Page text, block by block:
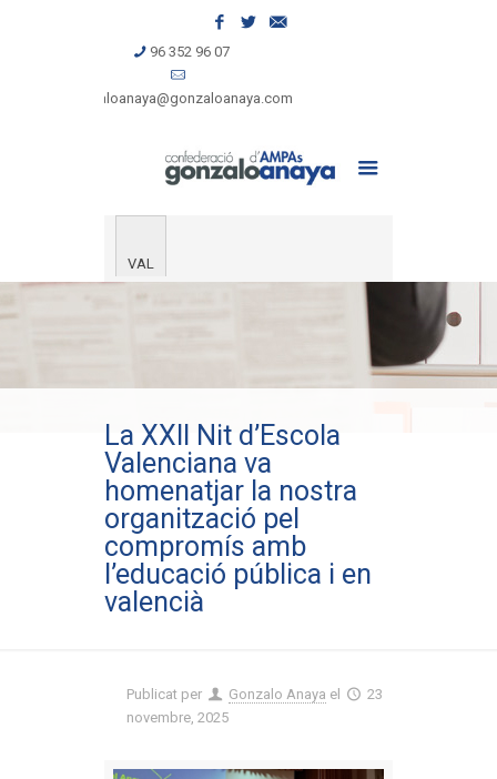
96 352 96 07
gonzaloanaya@gonzaloanaya.com
VAL
La XXII Nit d’Escola
Valenciana va
homenatjar la nostra
organització pel
compromís amb
l’educació pública i en
valencià
Publicat per Gonzalo Anaya el
23
novembre, 2025